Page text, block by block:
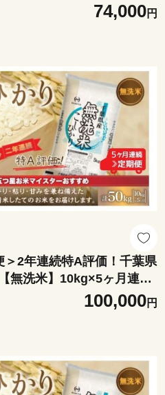
つ お菓子作り おかしづく
理 千葉 大網白里市 送料無
74,000円
＞2年連続特A評価！千葉県
無洗米】10kg×5ヶ月連続
さと納税 米 無洗米 定期便
千葉県産 大網白里市 コ
100,000円